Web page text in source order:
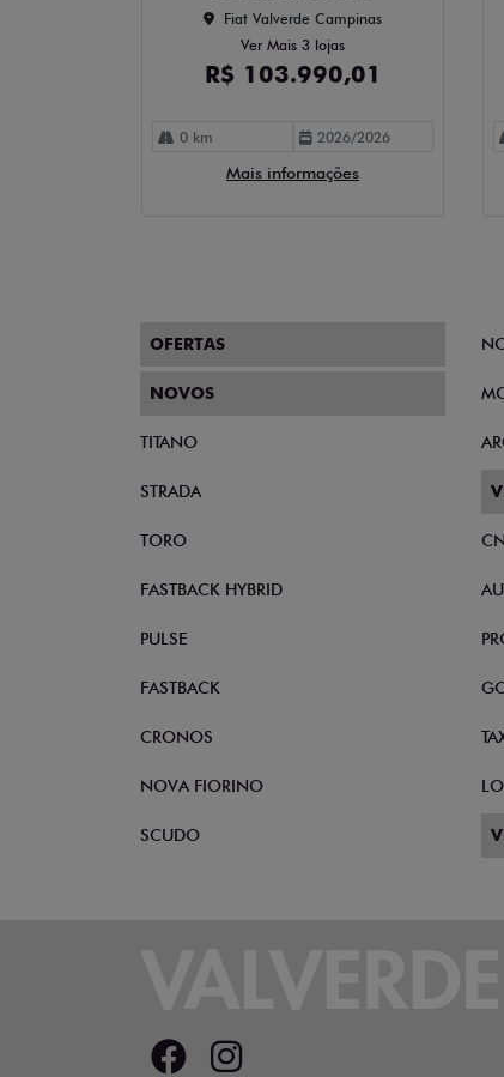
Fiat Valverde Campinas
Ver Mais 3 lojas
R$ 103.990,01
0 km 2026/2026
Mais informações
OFERTAS
NOVOS
TITANO
STRADA
TORO
FASTBACK HYBRID
PULSE
FASTBACK
CRONOS
NOVA FIORINO
SCUDO